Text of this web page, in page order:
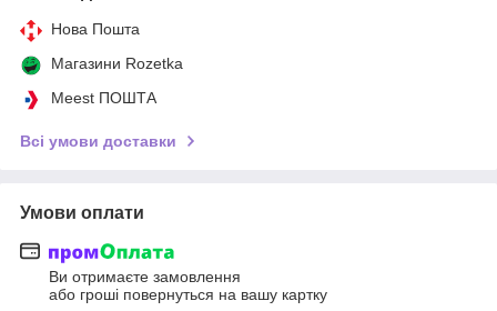
Нова Пошта
Магазини Rozetka
Meest ПОШТА
Всі умови доставки
Умови оплати
Ви отримаєте замовлення
або гроші повернуться на вашу картку